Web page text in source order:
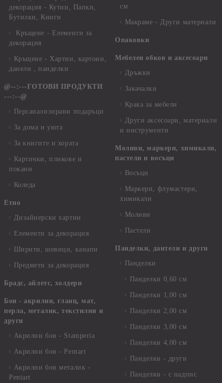
декорация - Кутии, Папки,
Бутилки, Книги
Кръщене - Елементи за
декорация
Кръщене - Хартии, картони,
данели , панделки
@--:---ГОТОВИ ПРОДУКТИ
---:--@
Персанализирани подаръци
За дома и уюта
За книгите и хората
Картички, пликове и
покани
Коледа
Етно
Дизайнерски хартии
Елементи за декорация
Ширити, шевици, канапи
Предмети за декорация
Брадс, айлетс, холдери
Бои - акрилни, гланц, мат,
перла, металик, текстилни и
други
Акрилни бои - Stamperia
Акрилни бои - Pentart
Акрилни бои металик -
Pentart
см
Макраме - Други материали
Опаковки
Мебелен обков и аксесоари
Дръжки
Закачалки
Крака за мебели
Други аксесоари, материали
и инструменти
Моливи, маркери, химикали,
пастели и восъци
Восъци
Маркери, флумастери,
химикали
Моливи
Пастели
Панделки, дантели и други
Панделки
Панделки 0,60 см
Панделки 1,00 см
Панделки 2,00 см
Панделки 3,00 см
Панделки 4,00 см
Панделки - други
Панделки - с надпис